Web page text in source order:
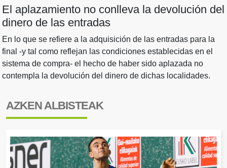
El aplazamiento no conlleva la devolución del
dinero de las entradas
En lo que se refiere a la adquisición de las entradas para la
final -y tal como reflejan las condiciones establecidas en el
sistema de compra- el hecho de haber sido aplazada no
contempla la devolución del dinero de dichas localidades.
AZKEN ALBISTEAK